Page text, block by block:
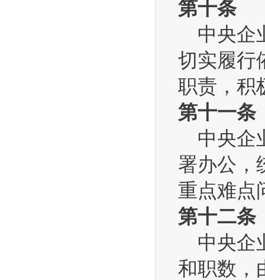
第十条
中央企
切实履行
职责，积
第十一条
中央企
署办公，
重点难点
第十二条
中央企
和职数，